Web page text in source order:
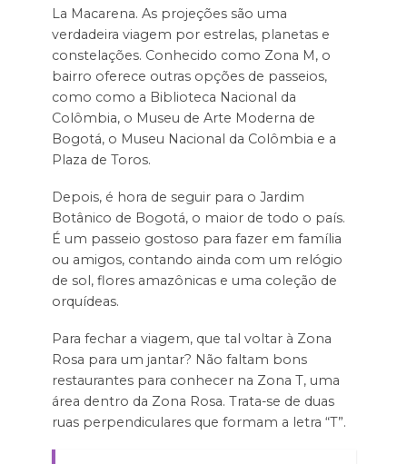
La Macarena. As projeções são uma
verdadeira viagem por estrelas, planetas e
constelações. Conhecido como Zona M, o
bairro oferece outras opções de passeios,
como como a Biblioteca Nacional da
Colômbia, o Museu de Arte Moderna de
Bogotá, o Museu Nacional da Colômbia e a
Plaza de Toros.
Depois, é hora de seguir para o Jardim
Botânico de Bogotá, o maior de todo o país.
É um passeio gostoso para fazer em família
ou amigos, contando ainda com um relógio
de sol, flores amazônicas e uma coleção de
orquídeas.
Para fechar a viagem, que tal voltar à Zona
Rosa para um jantar? Não faltam bons
restaurantes para conhecer na Zona T, uma
área dentro da Zona Rosa. Trata-se de duas
ruas perpendiculares que formam a letra “T”.